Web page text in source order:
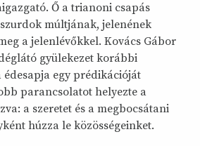
Ő a trianoni csapás
múltjának, jelenének
a jelenlévőkkel. Kovács Gábor
gyülekezet korábbi
egy prédikációját
parancsolatot helyezte a
a szeretet és a megbocsátani
húzza le közösségeinket.